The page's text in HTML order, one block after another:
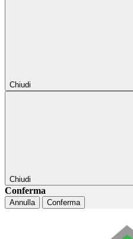
Chiudi
Chiudi
Conferma
Annulla Conferma